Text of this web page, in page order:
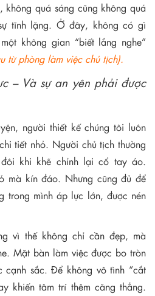
không quá sáng cũng không quá
tĩnh lặng. Ở đây, không có gì
không gian “biết lắng nghe”
từ phòng làm việc chủ tịch).
– Và sự an yên phải được
người thiết kế chúng tôi luôn
tiết nhỏ. Người chủ tịch thường
khi khẽ chỉnh lại cổ tay áo.
mà kín đáo. Nhưng cũng đủ để
trong mình áp lực lớn, được nén
vì thế không chỉ cần đẹp, mà
Mặt bàn làm việc được bo tròn
cạnh sắc. Để không vô tình “cắt
khiến tâm trí thêm căng thẳng.